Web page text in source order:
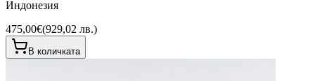
Индонезия
475,00€(929,02 лв.)
В количката